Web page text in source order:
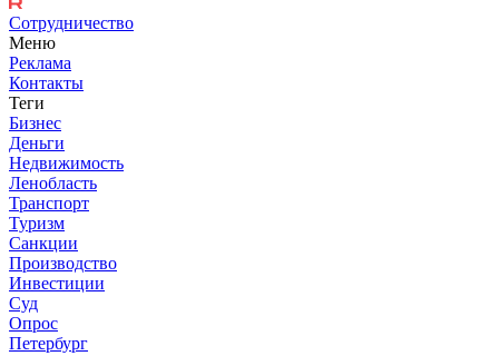
Сотрудничество
Меню
Реклама
Контакты
Теги
Бизнес
Деньги
Недвижимость
Ленобласть
Транспорт
Туризм
Санкции
Производство
Инвестиции
Суд
Опрос
Петербург